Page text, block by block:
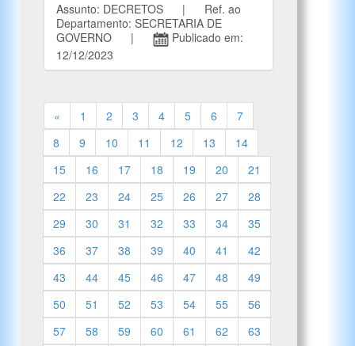
Assunto: DECRETOS | Ref. ao
Departamento: SECRETARIA DE
GOVERNO |
Publicado em:
12/12/2023
« 1 2 3 4 5 6
7
8
9 10 11 12 13
14
15
16 17 18 19 20
21
22
23 24 25 26 27
28
29
30 31 32 33 34
35
36
37 38 39 40 41
42
43
44 45 46 47 48
49
50
51 52 53 54 55
56
57
58 59 60 61 62
63